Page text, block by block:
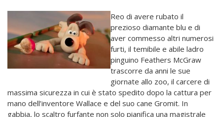
Reo di avere rubato il
prezioso diamante blu e di
aver commesso altri numerosi
furti, il temibile e abile ladro
pinguino Feathers McGraw
trascorre da anni le sue
giornate allo zoo, il carcere di
massima sicurezza in cui è stato spedito dopo la cattura per
mano dell’inventore Wallace e del suo cane Gromit. In
gabbia, lo scaltro furfante non solo pianifica una magistrale